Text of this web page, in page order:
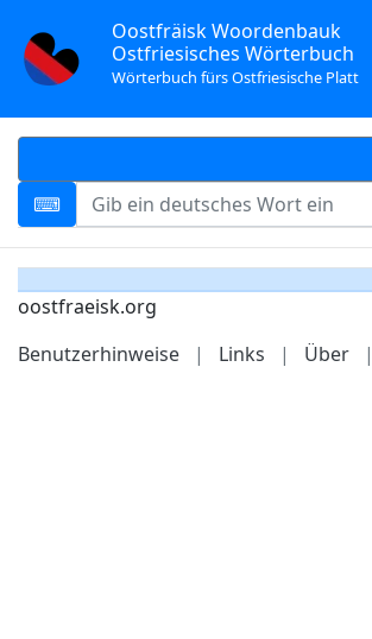
Oostfräisk Woordenbauk
Ostfriesisches Wörterbuch
Wörterbuch fürs Ostfriesische Platt
oostfraeisk.org
Benutzerhinweise
| Links | Über |